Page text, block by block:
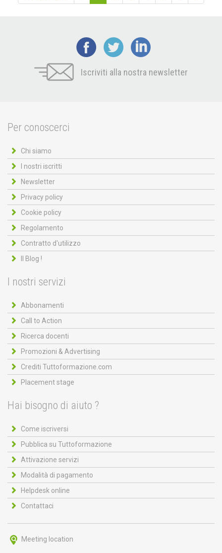
Iscriviti alla nostra newsletter
Per conoscerci
Chi siamo
I nostri iscritti
Newsletter
Privacy policy
Cookie policy
Regolamento
Contratto d'utilizzo
Il Blog !
I nostri servizi
Abbonamenti
Call to Action
Ricerca docenti
Promozioni & Advertising
Crediti Tuttoformazione.com
Placement stage
Hai bisogno di aiuto ?
Come iscriversi
Pubblica su Tuttoformazione
Attivazione servizi
Modalità di pagamento
Helpdesk online
Contattaci
Meeting location